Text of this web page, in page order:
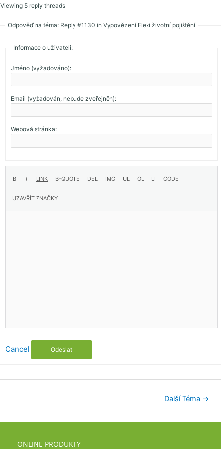
Viewing 5 reply threads
Odpověď na téma: Reply #1130 in Vypovězení Flexi životní pojištění
Informace o uživateli:
Jméno (vyžadováno):
Email (vyžadován, nebude zveřejněn):
Webová stránka:
Cancel Odeslat
Další Téma →
ONLINE PRODUKTY